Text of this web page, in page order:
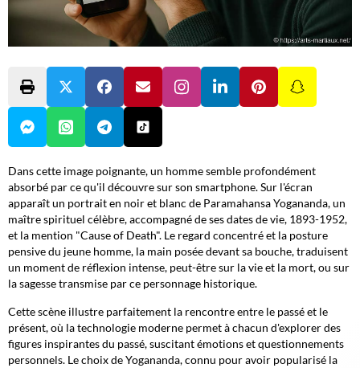
Dans cette image poignante, un homme semble profondément
absorbé par ce qu'il découvre sur son smartphone. Sur l'écran
apparaît un portrait en noir et blanc de Paramahansa Yogananda, un
maître spirituel célèbre, accompagné de ses dates de vie, 1893-1952,
et la mention "Cause of Death". Le regard concentré et la posture
pensive du jeune homme, la main posée devant sa bouche, traduisent
un moment de réflexion intense, peut-être sur la vie et la mort, ou sur
la sagesse transmise par ce personnage historique.
Cette scène illustre parfaitement la rencontre entre le passé et le
présent, où la technologie moderne permet à chacun d'explorer des
figures inspirantes du passé, suscitant émotions et questionnements
personnels. Le choix de Yogananda, connu pour avoir popularisé la